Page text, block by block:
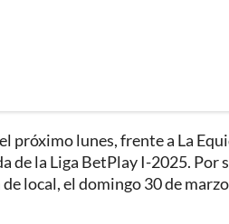
próximo lunes, frente a La
de la Liga BetPlay I-2025. Por
local, el domingo 30 de